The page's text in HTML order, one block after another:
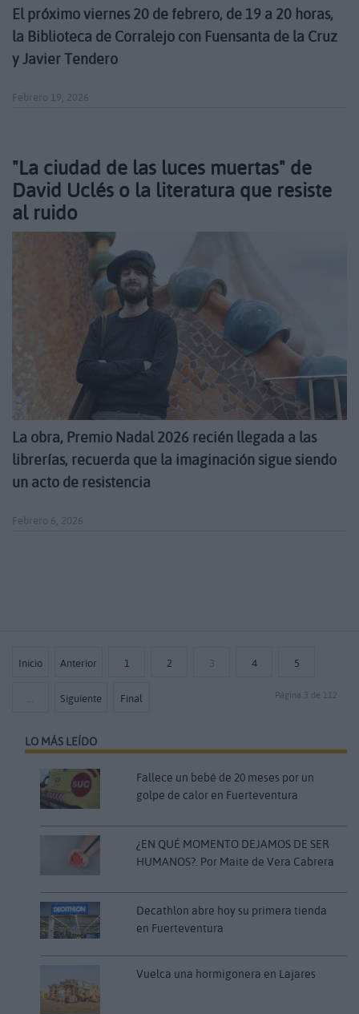
El próximo viernes 20 de febrero, de 19 a 20 horas,
la Biblioteca de Corralejo con Fuensanta de la Cruz
y Javier Tendero
Febrero 19, 2026
"La ciudad de las luces muertas" de
David Uclés o la literatura que resiste
al ruido
La obra, Premio Nadal 2026 recién llegada a las
librerías, recuerda que la imaginación sigue siendo
un acto de resistencia
Febrero 6, 2026
Inicio Anterior 1 2 3 4 5
… Siguiente Final Página 3 de 112
LO MÁS LEÍDO
Fallece un bebé de 20 meses por un
golpe de calor en Fuerteventura
¿EN QUÉ MOMENTO DEJAMOS DE SER
HUMANOS?. Por Maite de Vera Cabrera
Decathlon abre hoy su primera tienda
en Fuerteventura
Vuelca una hormigonera en Lajares